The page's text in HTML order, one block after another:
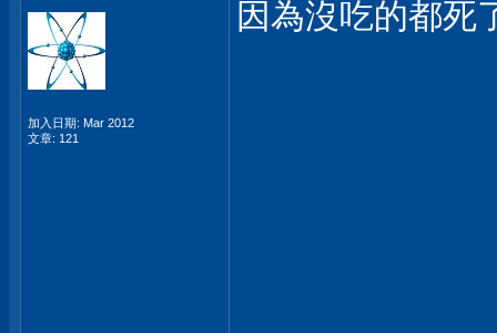
加入日期: Mar 2012
文章: 121
因為沒吃的都死